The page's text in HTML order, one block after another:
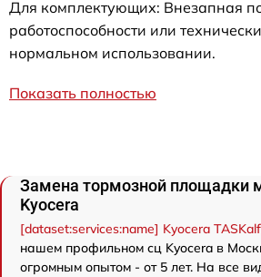
Для комплектующих: Внезапная
работоспособности или
нормальном использовании.
Показать полностью
Замена тормозной площадки
Kyocera
[dataset:services:name] Kyocera
нашем профильном сц Kyocera в
огромным опытом - от 5 лет. На все